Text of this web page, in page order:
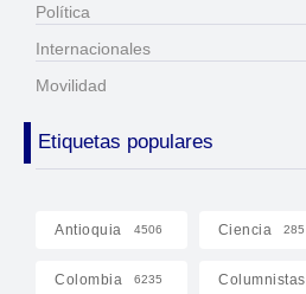
Política
Internacionales
Movilidad
Etiquetas populares
Antioquia 4506 Ciencia 285
Colombia 6235 Columnistas